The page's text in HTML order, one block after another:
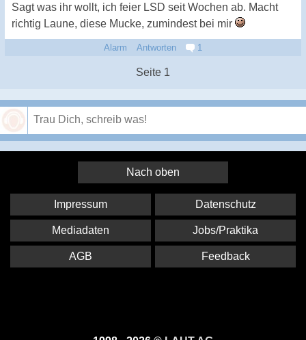
Sagt was ihr wollt, ich feier LSD seit Wochen ab. Macht
richtig Laune, diese Mucke, zumindest bei mir
Alarm Antworten 1
Seite 1
Nach oben
Impressum Datenschutz
Mediadaten Jobs/Praktika
AGB Feedback